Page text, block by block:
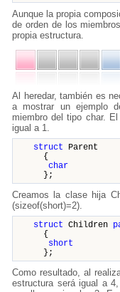
Aunque la propia
de orden de los
propia estructura.
Al heredar, también es
a mostrar un ejemplo
miembro del tipo char.
igual a 1.
struct Parent
{
char
};
Creamos la clase hija
(sizeof(short)=2).
struct Children
{
short
};
Como resultado, al
estructura será igual a